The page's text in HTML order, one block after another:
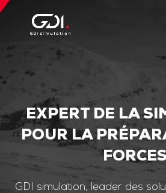
EXPERT DE LA
POUR LA
GDI simulation, leader des